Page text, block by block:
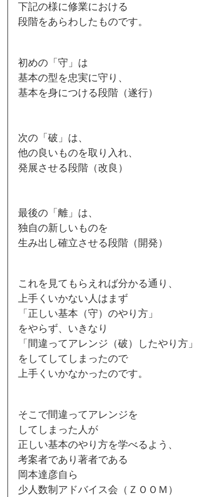
下記の様に修業における
段階をあらわしたものです。
初めの「守」は
基本の型を忠実に守り、
基本を身につける段階（遂行）
次の「破」は、
他の良いものを取り入れ、
発展させる段階（改良）
最後の「離」は、
独自の新しいものを
生み出し確立させる段階（開発）
これを見てもらえれば分かる通り、
上手くいかない人はまず
「正しい基本（守）のやり方」
をやらず、いきなり
「間違ってアレンジ（破）したやり方」
をしてしてしまったので
上手くいかなかったのです。
そこで間違ってアレンジを
してしまった人が
正しい基本のやり方を学べるよう、
考案者であり著者である
岡本達彦自ら
少人数制アドバイス会（ＺＯＯＭ）